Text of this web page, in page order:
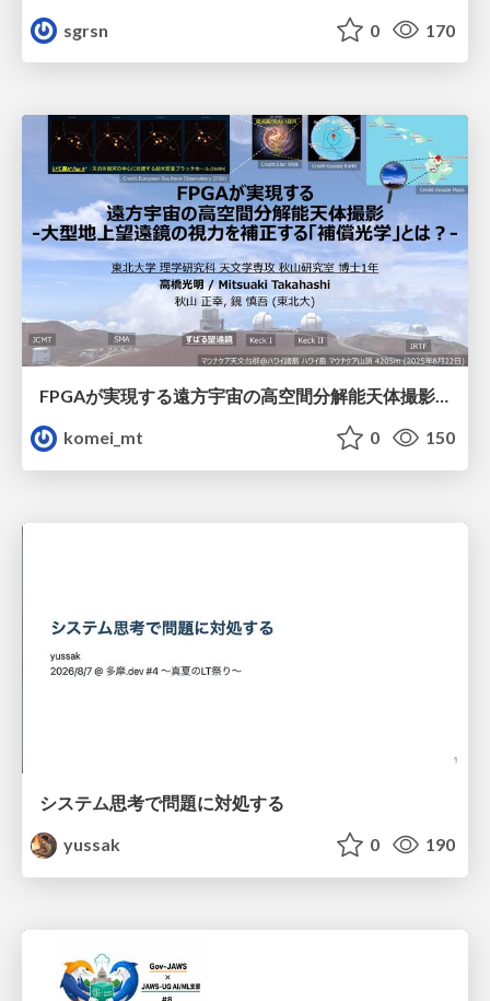
sgrsn
0 170
FPGAが実現する遠方宇宙の高空間分解能天体撮影 -大型地上望遠鏡の視力を補正する「補償光学」とは？-
komei_mt
0 150
システム思考で問題に対処する
yussak
0 190